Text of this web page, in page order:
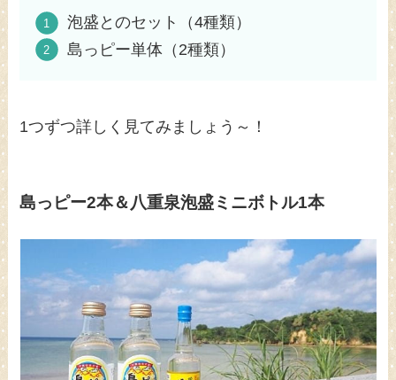
泡盛とのセット（4種類）
島っピー単体（2種類）
1つずつ詳しく見てみましょう～！
島っピー2本＆八重泉泡盛ミニボトル1本